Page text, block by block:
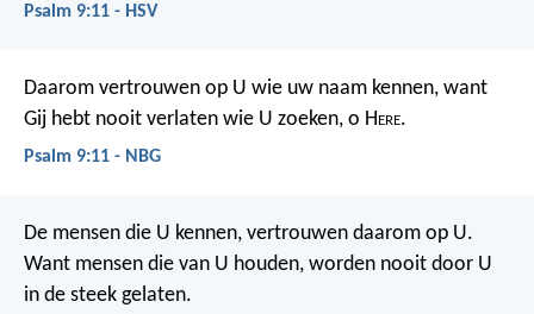
Psalm 9:11 - HSV
Daarom vertrouwen op U wie uw naam kennen, want
Gij hebt nooit verlaten wie U zoeken, o Here.
Psalm 9:11 - NBG
De mensen die U kennen, vertrouwen daarom op U.
Want mensen die van U houden, worden nooit door U
in de steek gelaten.